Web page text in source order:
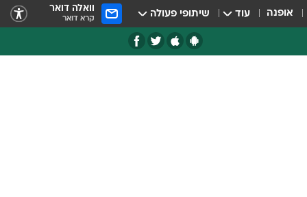
אופנה עוד שיתופי פעולה וואלה דואר
קרא דואר